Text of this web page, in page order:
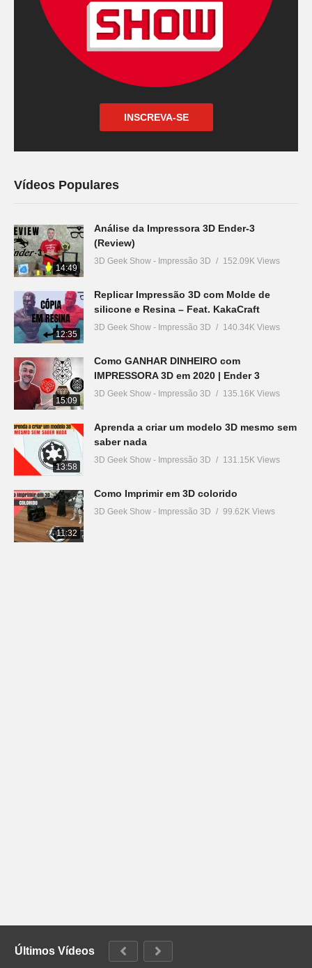
INSCREVA-SE
Vídeos Populares
14:49
Análise da Impressora 3D Ender-3
(Review)
3D Geek Show - Impressão 3D 152.09K Views
12:35
Replicar Impressão 3D com Molde de
silicone e Resina – Feat. KakaCraft
3D Geek Show - Impressão 3D 140.34K Views
15:09
Como GANHAR DINHEIRO com
IMPRESSORA 3D em 2020 | Ender 3
3D Geek Show - Impressão 3D 135.16K Views
13:58
Aprenda a criar um modelo 3D mesmo sem
saber nada
3D Geek Show - Impressão 3D 131.15K Views
11:32
Como Imprimir em 3D colorido
3D Geek Show - Impressão 3D 99.62K Views
Últimos Vídeos